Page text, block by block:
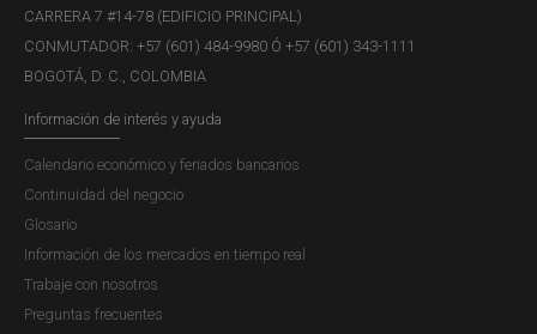
CARRERA 7 #14-78 (EDIFICIO PRINCIPAL)
CONMUTADOR: +57 (601) 484-9980 Ó +57 (601) 343-1111
BOGOTÁ, D. C., COLOMBIA
Información de interés y ayuda
Calendario económico y feriados bancarios
Continuidad del negocio
Glosario
Información de los mercados en tiempo real
Trabaje con nosotros
Preguntas frecuentes